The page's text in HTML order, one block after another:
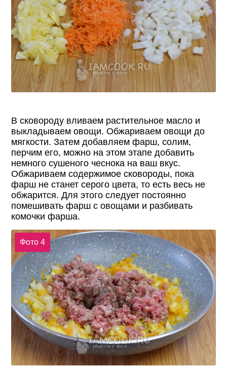
В сковороду вливаем растительное масло и
выкладываем овощи. Обжариваем овощи до
мягкости. Затем добавляем фарш, солим,
перчим его, можно на этом этапе добавить
немного сушеного чеснока на ваш вкус.
Обжариваем содержимое сковороды, пока
фарш не станет серого цвета, то есть весь не
обжарится. Для этого следует постоянно
помешивать фарш с овощами и разбивать
комочки фарша.
Фото 4